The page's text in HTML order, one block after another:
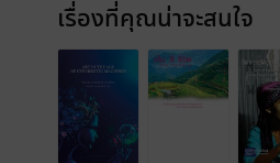
เรื่องที่คุณน่าจะสนใจ